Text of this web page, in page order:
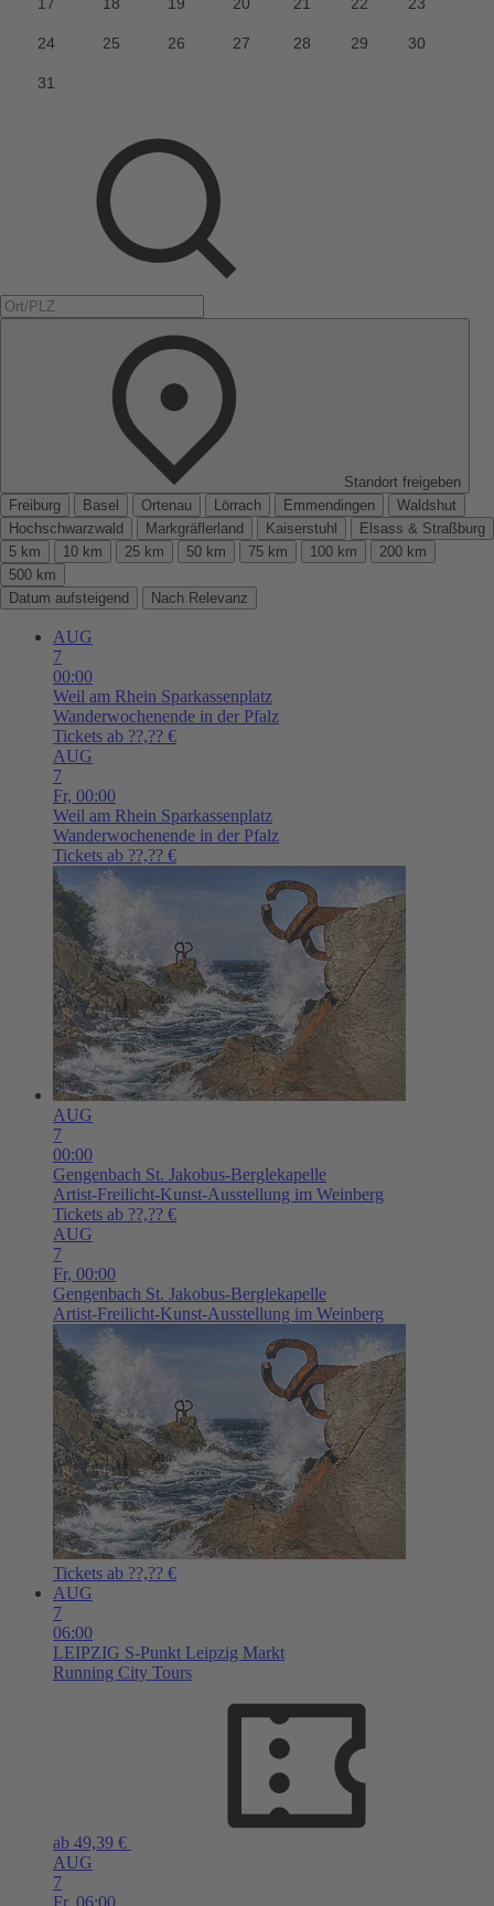
Standort freigeben
Freiburg
Basel Ortenau Lörrach Emmendingen
Waldshut
Hochschwarzwald
Markgräflerland Kaiserstuhl
Elsass & Straßburg
5 km
10 km 25 km 50 km 75 km 100 km
200 km
500 km
Datum aufsteigend
Nach Relevanz
AUG
7
00:00
Weil am Rhein Sparkassenplatz
Wanderwochenende in der Pfalz
Tickets ab ??,?? €
AUG
7
Fr, 00:00
Weil am Rhein Sparkassenplatz
Wanderwochenende in der Pfalz
Tickets ab ??,?? €
AUG
7
00:00
Gengenbach St. Jakobus-Berglekapelle
Artist-Freilicht-Kunst-Ausstellung im Weinberg
Tickets ab ??,?? €
AUG
7
Fr, 00:00
Gengenbach St. Jakobus-Berglekapelle
Artist-Freilicht-Kunst-Ausstellung im Weinberg
Tickets ab ??,?? €
AUG
7
06:00
LEIPZIG S-Punkt Leipzig Markt
Running City Tours
ab 49,39 €
AUG
7
Fr, 06:00